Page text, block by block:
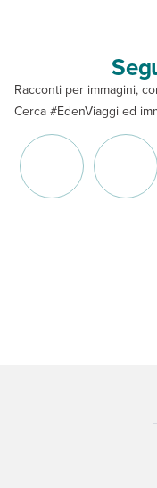
Racconti per immagini,
Cerca #EdenViaggi ed